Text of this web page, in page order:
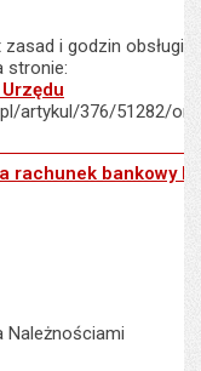
i godzin obsługi
stronie:
artykul/376/51282/
bankowy lub
rachunek bankowy
Należnościami